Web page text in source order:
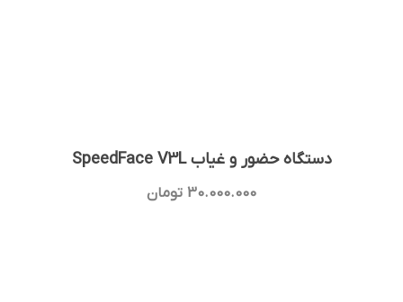
دستگاه حضور و غیاب SpeedFace V3L
تومان 30.000.000